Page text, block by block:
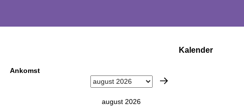
Kalender
Ankomst
august 2026